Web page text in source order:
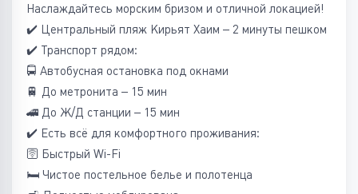
Наслаждайтесь морским бризом и отличной локацией!
✔️ Центральный пляж Кирьят Хаим – 2 минуты пешком
✔️ Транспорт рядом:
🚍 Автобусная остановка под окнами
🚆 До метронита – 15 мин
🚄 До Ж/Д станции – 15 мин
✔️ Есть всё для комфортного проживания:
🛜 Быстрый Wi-Fi
🛏️ Чистое постельное белье и полотенца